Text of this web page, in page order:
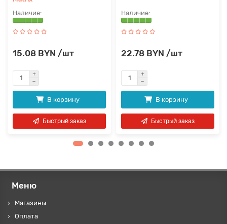
15.08 BYN /шт
В корзину
Быстрый заказ
22.78 BYN /шт
В корзину
Быстрый заказ
Меню
Магазины
Оплата